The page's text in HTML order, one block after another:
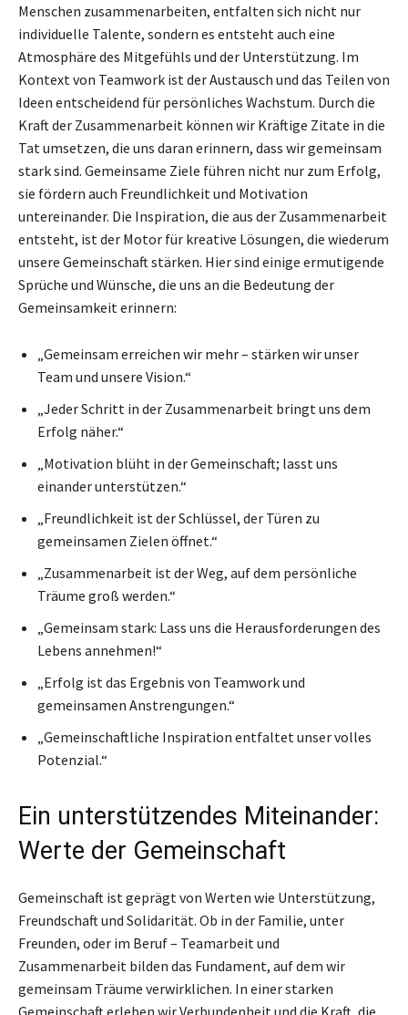
Menschen zusammenarbeiten, entfalten sich nicht nur
individuelle Talente, sondern es entsteht auch eine
Atmosphäre des Mitgefühls und der Unterstützung. Im
Kontext von Teamwork ist der Austausch und das Teilen von
Ideen entscheidend für persönliches Wachstum. Durch die
Kraft der Zusammenarbeit können wir Kräftige Zitate in die
Tat umsetzen, die uns daran erinnern, dass wir gemeinsam
stark sind. Gemeinsame Ziele führen nicht nur zum Erfolg,
sie fördern auch Freundlichkeit und Motivation
untereinander. Die Inspiration, die aus der Zusammenarbeit
entsteht, ist der Motor für kreative Lösungen, die wiederum
unsere Gemeinschaft stärken. Hier sind einige ermutigende
Sprüche und Wünsche, die uns an die Bedeutung der
Gemeinsamkeit erinnern:
„Gemeinsam erreichen wir mehr – stärken wir unser
Team und unsere Vision.“
„Jeder Schritt in der Zusammenarbeit bringt uns dem
Erfolg näher.“
„Motivation blüht in der Gemeinschaft; lasst uns
einander unterstützen.“
„Freundlichkeit ist der Schlüssel, der Türen zu
gemeinsamen Zielen öffnet.“
„Zusammenarbeit ist der Weg, auf dem persönliche
Träume groß werden.“
„Gemeinsam stark: Lass uns die Herausforderungen des
Lebens annehmen!“
„Erfolg ist das Ergebnis von Teamwork und
gemeinsamen Anstrengungen.“
„Gemeinschaftliche Inspiration entfaltet unser volles
Potenzial.“
Ein unterstützendes Miteinander:
Werte der Gemeinschaft
Gemeinschaft ist geprägt von Werten wie Unterstützung,
Freundschaft und Solidarität. Ob in der Familie, unter
Freunden, oder im Beruf – Teamarbeit und
Zusammenarbeit bilden das Fundament, auf dem wir
gemeinsam Träume verwirklichen. In einer starken
Gemeinschaft erleben wir Verbundenheit und die Kraft, die